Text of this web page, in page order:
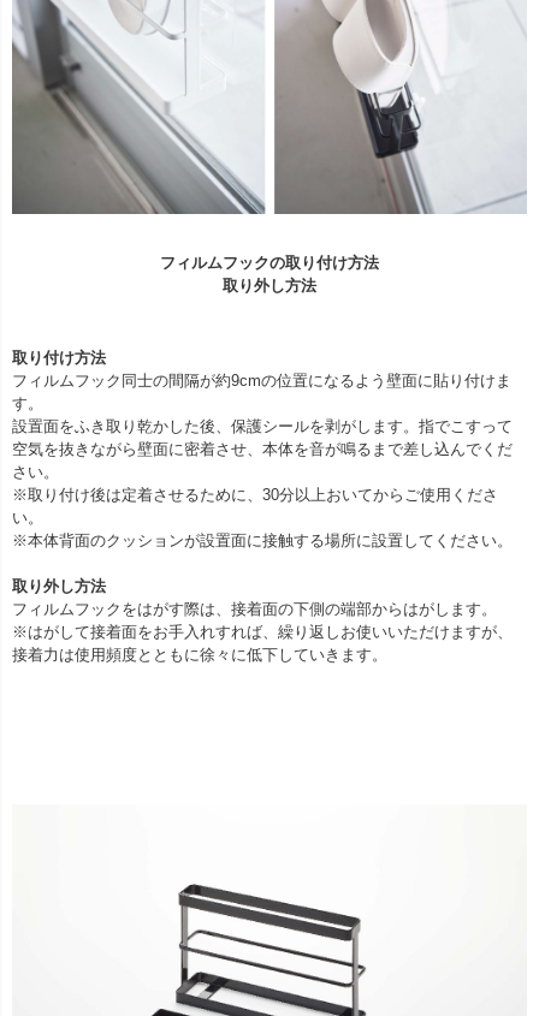
フィルムフックの取り付け方法
取り外し方法
取り付け方法
フィルムフック同士の間隔が約9cmの位置になるよう壁面に貼り付けま
す。
設置面をふき取り乾かした後、保護シールを剥がします。指でこすって
空気を抜きながら壁面に密着させ、本体を音が鳴るまで差し込んでくだ
さい。
※取り付け後は定着させるために、30分以上おいてからご使用くださ
い。
※本体背面のクッションが設置面に接触する場所に設置してください。
取り外し方法
フィルムフックをはがす際は、接着面の下側の端部からはがします。
※はがして接着面をお手入れすれば、繰り返しお使いいただけますが、
接着力は使用頻度とともに徐々に低下していきます。